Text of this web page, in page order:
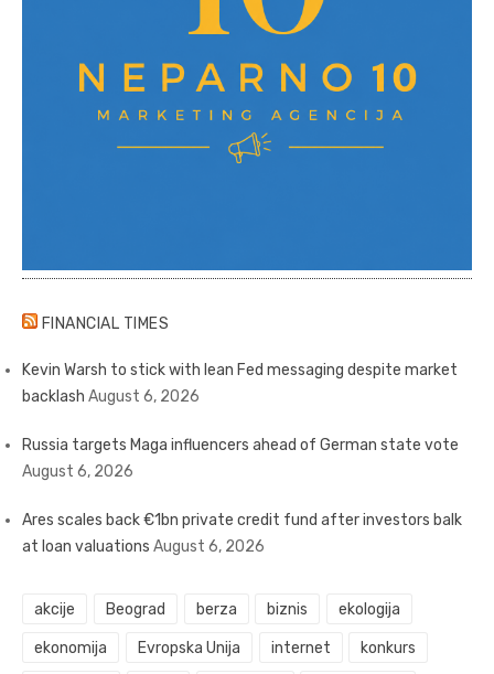
FINANCIAL TIMES
Kevin Warsh to stick with lean Fed messaging despite market
backlash August 6, 2026
Russia targets Maga influencers ahead of German state vote
August 6, 2026
Ares scales back €1bn private credit fund after investors balk
at loan valuations August 6, 2026
akcije Beograd berza biznis ekologija
ekonomija Evropska Unija internet konkurs